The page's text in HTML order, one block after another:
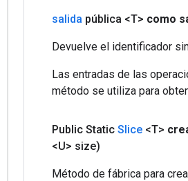
salida pública <T> como
Devuelve el identificador
Las entradas de las
método se utiliza para
Public Static Slice <T>
<U> size)
Método de fábrica para